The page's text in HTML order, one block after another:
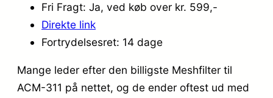
Fri Fragt: Ja, ved køb over kr. 599,-
Direkte link
Fortrydelsesret: 14 dage
Mange leder efter den billigste Meshfilter til
ACM-311 på nettet, og de ender oftest ud med